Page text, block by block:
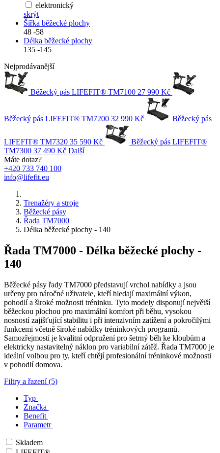
elektronický
skrýt
Šířka běžecké plochy
48 -58
Délka běžecké plochy
135 -145
Nejprodávanější
Běžecký pás LIFEFIT® TM7100 27 990 Kč
Běžecký pás LIFEFIT® TM7200 32 990 Kč Běžecký pás
LIFEFIT® TM7320 35 590 Kč
Běžecký pás LIFEFIT®
TM7300 37 490 Kč Další
Máte dotaz?
+420 733 740 100
info@lifefit.eu
Trenažéry a stroje
Běžecké pásy
Řada TM7000
Délka běžecké plochy - 140
Řada TM7000 - Délka běžecké plochy -
140
Běžecké pásy řady TM7000 představují vrchol nabídky a jsou
určeny pro náročné uživatele, kteří hledají maximální výkon,
pohodlí a široké možnosti tréninku. Tyto modely disponují největší
běžeckou plochou pro maximální komfort při běhu, vysokou
nosností zajišťující stabilitu i při intenzivním zatížení a pokročilými
funkcemi včetně široké nabídky tréninkových programů.
Samozřejmostí je kvalitní odpružení pro šetrný běh ke kloubům a
elektricky nastavitelný náklon pro variabilní zátěž. Řada TM7000 je
ideální volbou pro ty, kteří chtějí profesionální tréninkové možnosti
v pohodlí domova.
Filtry a řazení (5)
Typ
Značka
Benefit
Parametr
Skladem